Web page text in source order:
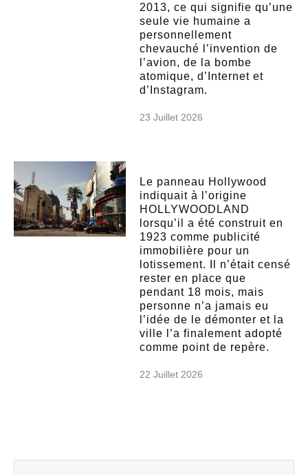
2013, ce qui signifie qu’une
seule vie humaine a
personnellement
chevauché l’invention de
l’avion, de la bombe
atomique, d’Internet et
d’Instagram.
23 Juillet 2026
Le panneau Hollywood
indiquait à l’origine
HOLLYWOODLAND
lorsqu’il a été construit en
1923 comme publicité
immobilière pour un
lotissement. Il n’était censé
rester en place que
pendant 18 mois, mais
personne n’a jamais eu
l’idée de le démonter et la
ville l’a finalement adopté
comme point de repère.
22 Juillet 2026